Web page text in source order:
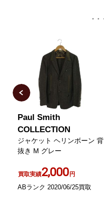
Paul Smith
COLLECTION
ジャケット ヘリンボーン 背
抜き M グレー
買取実績2,000円
ABランク 2020/06/25買取